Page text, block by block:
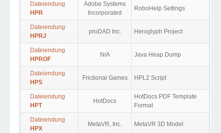
Dateiendung
HPR
Adobe Systems
Incorporated
RoboHelp Settings
Dateiendung
HPRJ
proDAD Inc. Heroglyph Project
Dateiendung
HPROF
N/A Java Heap Dump
Dateiendung
HPS
Frictional Games HPL2 Script
Dateiendung
HPT
HotDocs
HotDocs PDF Template
Format
Dateiendung
HPX
MetaVR, Inc. MetaVR 3D Model